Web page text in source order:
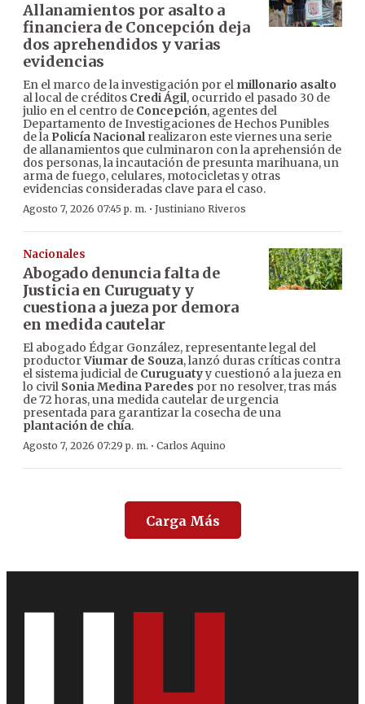
Allanamientos por asalto a
financiera de Concepción deja
dos aprehendidos y varias
evidencias
En el marco de la investigación por el millonario asalto
al local de créditos Credi Ágil, ocurrido el pasado 30 de
julio en el centro de Concepción, agentes del
Departamento de Investigaciones de Hechos Punibles
de la Policía Nacionalrealizaron este viernes una serie
de allanamientos que culminaron con la aprehensión de
dos personas, la incautación de presunta marihuana, un
arma de fuego, celulares, motocicletas y otras
evidencias consideradas clave para el caso.
Agosto 7, 2026 07:45 p. m. · Justiniano Riveros
Nacionales
Abogado denuncia falta de
Justicia en Curuguaty y
cuestiona a jueza por demora
en medida cautelar
El abogado Édgar González, representante legal del
productorViumar de Souza, lanzó duras críticas contra
el sistema judicial de Curuguatyy cuestionó a la jueza en
lo civil Sonia Medina Paredes por no resolver, tras más
de 72 horas, una medida cautelar de urgencia
presentada para garantizar la cosecha de una
plantación de chía.
Agosto 7, 2026 07:29 p. m. · Carlos Aquino
Carga Más